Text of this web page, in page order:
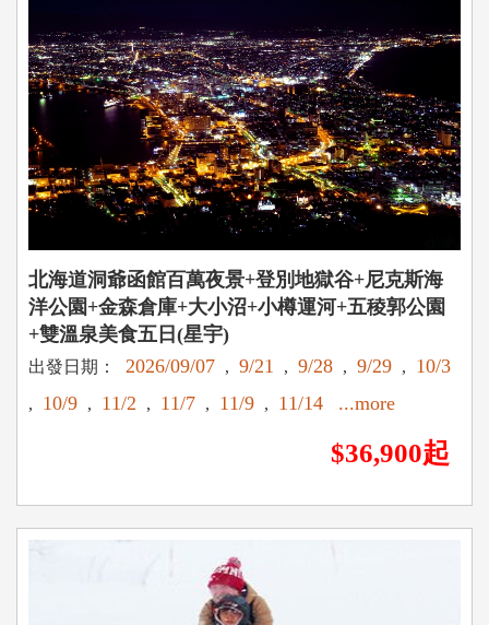
北海道洞爺函館百萬夜景+登別地獄谷+尼克斯海
洋公園+金森倉庫+大小沼+小樽運河+五稜郭公園
+雙溫泉美食五日(星宇)
出發日期： 2026/09/07 , 9/21 , 9/28 , 9/29 , 10/3
, 10/9 , 11/2 , 11/7 , 11/9 , 11/14 ...more
$36,900起